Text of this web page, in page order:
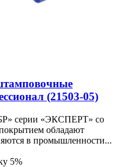
(21503-05)
серии «ЭКСПЕРТ» со
обладают
в промышленности...
5%